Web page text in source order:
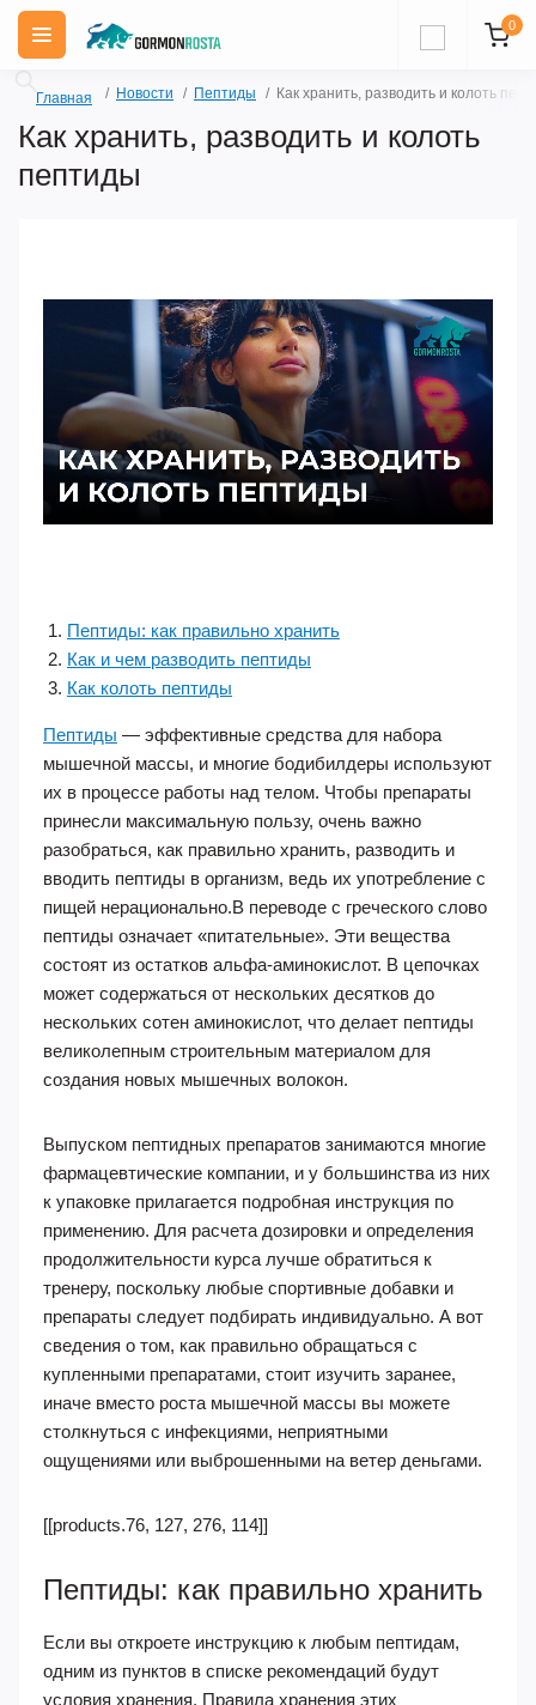
0
Главная Новости Пептиды Как хранить, разводить и колоть
Как хранить, разводить и колоть
пептиды
Пептиды: как правильно хранить
Как и чем разводить пептиды
Как колоть пептиды
Пептиды — эффективные средства для набора
мышечной массы, и многие бодибилдеры используют
их в процессе работы над телом. Чтобы препараты
принесли максимальную пользу, очень важно
разобраться, как правильно хранить, разводить и
вводить пептиды в организм, ведь их употребление с
пищей нерационально.В переводе с греческого слово
пептиды означает «питательные». Эти вещества
состоят из остатков альфа-аминокислот. В цепочках
может содержаться от нескольких десятков до
нескольких сотен аминокислот, что делает пептиды
великолепным строительным материалом для
создания новых мышечных волокон.
Выпуском пептидных препаратов занимаются многие
фармацевтические компании, и у большинства из них
к упаковке прилагается подробная инструкция по
применению. Для расчета дозировки и определения
продолжительности курса лучше обратиться к
тренеру, поскольку любые спортивные добавки и
препараты следует подбирать индивидуально. А вот
сведения о том, как правильно обращаться с
купленными препаратами, стоит изучить заранее,
иначе вместо роста мышечной массы вы можете
столкнуться с инфекциями, неприятными
ощущениями или выброшенными на ветер деньгами.
[[products.76, 127, 276, 114]]
Пептиды: как правильно хранить
Если вы откроете инструкцию к любым пептидам,
одним из пунктов в списке рекомендаций будут
условия хранения. Правила хранения этих